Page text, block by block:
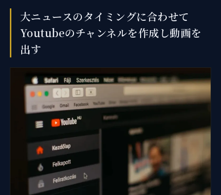
大ニュースのタイミングに合わせて
Youtubeのチャンネルを作成し動画を
出す